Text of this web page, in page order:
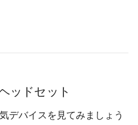
ッドセット
デバイスを見てみましょう